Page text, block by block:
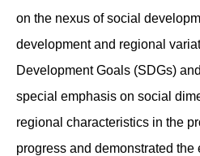
on the nexus of social
development and regional
Development Goals (SDGs)
special emphasis on social
regional characteristics in the
progress and demonstrated